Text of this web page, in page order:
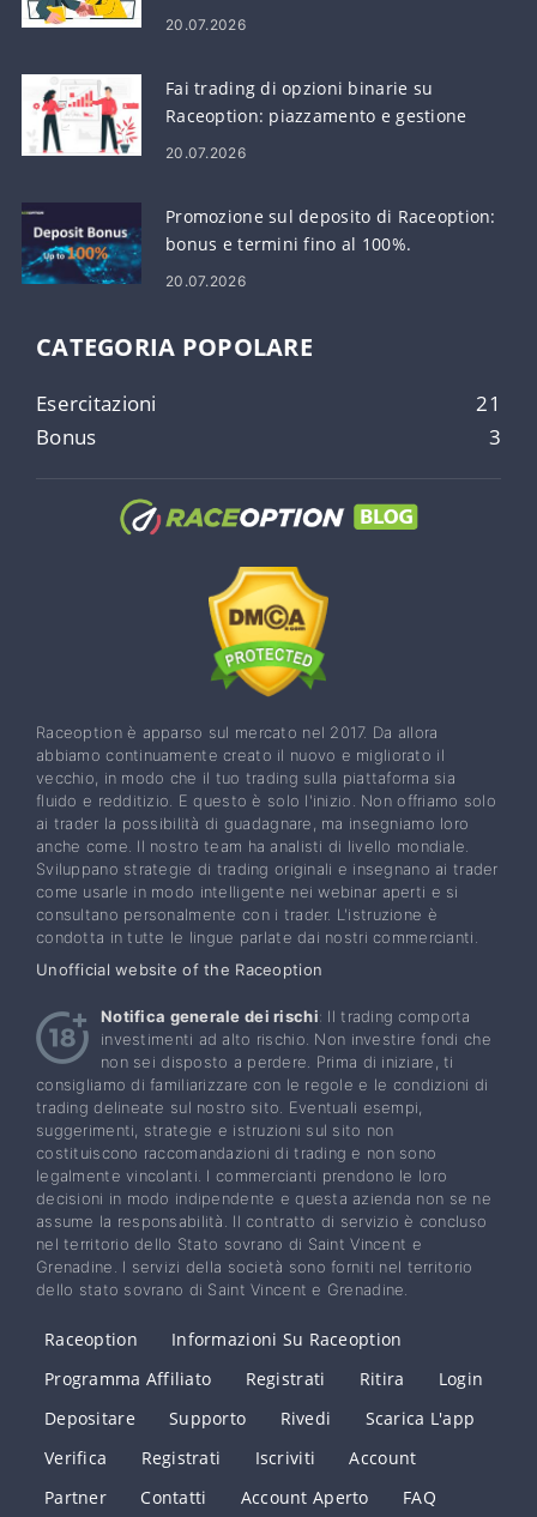
Raceoption
20.07.2026
Fai trading di opzioni binarie su
Raceoption: piazzamento e gestione
delle operazioni
20.07.2026
Promozione sul deposito di Raceoption:
bonus e termini fino al 100%.
20.07.2026
CATEGORIA POPOLARE
Esercitazioni
21
Bonus
3
Raceoption è apparso sul mercato nel 2017. Da allora
abbiamo continuamente creato il nuovo e migliorato il
vecchio, in modo che il tuo trading sulla piattaforma sia
fluido e redditizio. E questo è solo l'inizio. Non offriamo solo
ai trader la possibilità di guadagnare, ma insegniamo loro
anche come. Il nostro team ha analisti di livello mondiale.
Sviluppano strategie di trading originali e insegnano ai trader
come usarle in modo intelligente nei webinar aperti e si
consultano personalmente con i trader. L'istruzione è
condotta in tutte le lingue parlate dai nostri commercianti.
Unofficial website of the Raceoption
Notifica generale dei rischi: Il trading comporta
investimenti ad alto rischio. Non investire fondi che
non sei disposto a perdere. Prima di iniziare, ti
consigliamo di familiarizzare con le regole e le condizioni di
trading delineate sul nostro sito. Eventuali esempi,
suggerimenti, strategie e istruzioni sul sito non
costituiscono raccomandazioni di trading e non sono
legalmente vincolanti. I commercianti prendono le loro
decisioni in modo indipendente e questa azienda non se ne
assume la responsabilità. Il contratto di servizio è concluso
nel territorio dello Stato sovrano di Saint Vincent e
Grenadine. I servizi della società sono forniti nel territorio
dello stato sovrano di Saint Vincent e Grenadine.
Raceoption
Informazioni Su Raceoption
Programma Affiliato
Registrati Ritira
Login
Depositare
Supporto Rivedi
Scarica L'app
Verifica
Registrati Iscriviti
Account
Partner
Contatti Account Aperto FAQ